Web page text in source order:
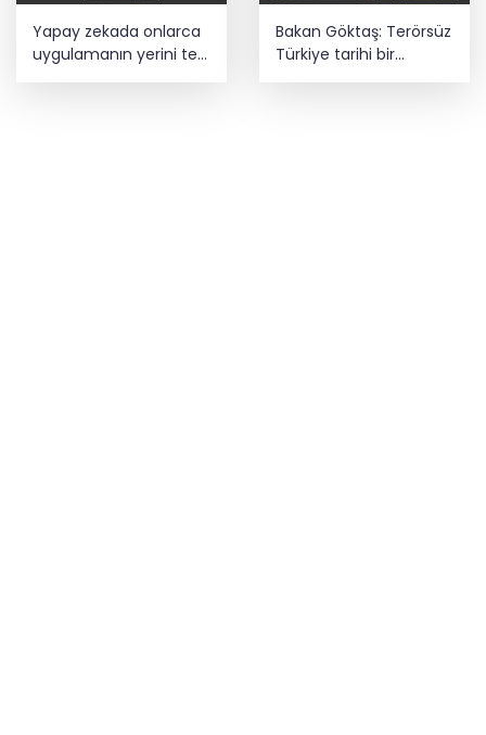
Yapay zekada onlarca
uygulamanın yerini tek
Bakan Göktaş: Terörsüz
Türkiye tarihi bir